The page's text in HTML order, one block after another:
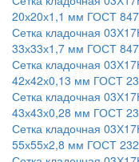
20х20х1,1 мм ГОСТ
Сетка кладочная
33х33х1,7 мм ГОСТ
Сетка кладочная
42х42х0,13 мм ГОСТ
Сетка кладочная
43х43х0,28 мм ГОСТ
Сетка кладочная
55х55х2,8 мм ГОСТ